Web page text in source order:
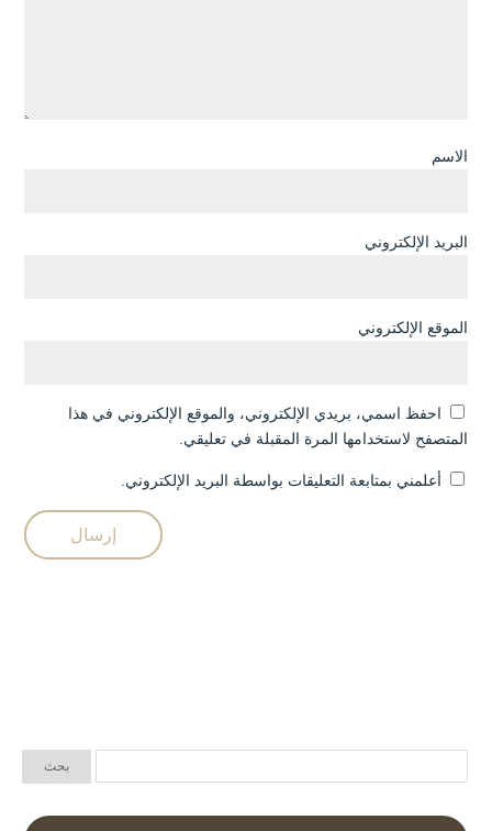
الاسم
البريد الإلكتروني
الموقع الإلكتروني
احفظ اسمي، بريدي الإلكتروني، والموقع الإلكتروني في هذا
المتصفح لاستخدامها المرة المقبلة في تعليقي.
أعلمني بمتابعة التعليقات بواسطة البريد الإلكتروني.